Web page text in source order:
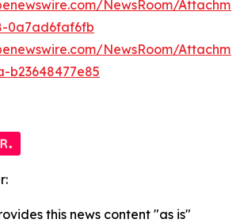
NewsRoom/
0a7ad6faf6fb
NewsRoom/
b23648477e85
this news content "as is"